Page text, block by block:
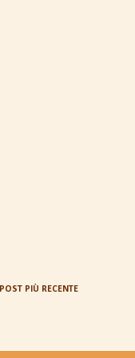
POST PIÙ RECENTE